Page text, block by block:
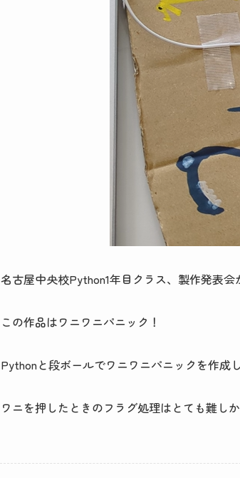
名古屋中央校Python1年目クラス、製作発表会
この作品はワニワニパニック！
Pythonと段ボールでワニワニパニックを作成し
ワニを押したときのフラグ処理はとても難し